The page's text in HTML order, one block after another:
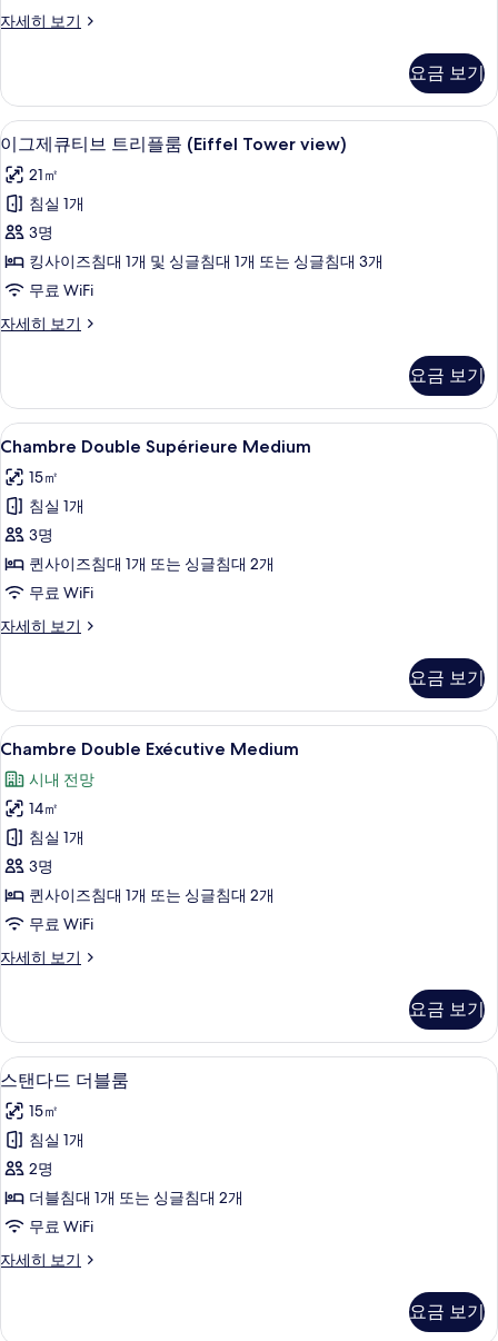
룸
진
모
두
보
기
자세히 보기
스
트
리
플
룸
자
세
히
보
기
요금 보기
이
그
제
큐
티
브
리
룸
(Eiffel
Tower
view)
사
진
모
두
보
이그제큐티브 트리플룸 (Eiffel Tower
8
이그제큐티브 트리플룸 (Eiffel Tower view)
21㎡
침실 1개
3명
킹사이즈침대 1개 및 싱글침대 1개 또는 싱글침대 3개
무료 WiFi
자세히 보기
이
티
브
트
플
룸
(Eiffel
Tower
view)
자
세
히
요금 보기
Chambre
Double
Supérieure
Medium
사
진
모
두
고급 침구, 필로우탑 침대, 객실 내 금고
15
Chambre Double Supérieure Medium
15㎡
침실 1개
3명
퀸사이즈침대 1개 또는 싱글침대 2개
무료 WiFi
자세히 보기
Chambre
자
세
히
기
요금 보기
Chambre
Double
Exécutive
Medium
사
진
모
두
보
고급 침구, 필로우탑 침대, 객실 내 금고
8
Chambre Double Exécutive Medium
시내 전망
14㎡
침실 1개
3명
퀸사이즈침대 1개 또는 싱글침대 2개
무료 WiFi
자세히 보기
Chambre
자
세
히
기
요금 보기
스
탠
다
드
더
블
사
모
스탠다드 더블룸 | 고급 침구, 필로우탑
7
스탠다드 더블룸
15㎡
침실 1개
2명
더블침대 1개 또는 싱글침대 2개
무료 WiFi
자세히 보기
스
요금 보기